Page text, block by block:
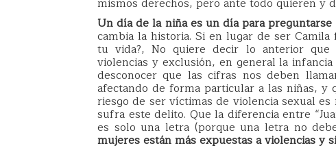
Un día de la niña es un día para
cambia la historia. Si en lugar de ser
tu vida?, No quiere decir lo anterior
violencias y exclusión, en general la
desconocer que las cifras nos deben
afectando de forma particular a las niñas, y
riesgo de ser víctimas de violencia sexual
sufra este delito. Que la diferencia entre
es solo una letra (porque una letra no
mujeres están más expuestas a violencias y